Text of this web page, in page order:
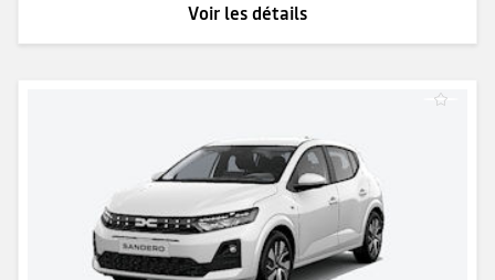
Voir les détails